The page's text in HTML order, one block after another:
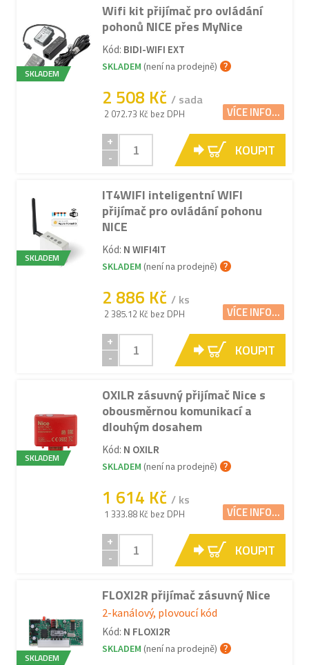
SKLADEM
Wifi kit přijímač pro ovládání
pohonů NICE přes MyNice
Kód: BIDI-WIFI EXT
SKLADEM (není na prodejně)
2 508 Kč / sada
2 072.73 Kč bez DPH VÍCE INFO...
+
-
KOUPIT
SKLADEM
IT4WIFI inteligentní WIFI
přijímač pro ovládání pohonu
NICE
Kód: N WIFI4IT
SKLADEM (není na prodejně)
2 886 Kč / ks
2 385.12 Kč bez DPH VÍCE INFO...
+
-
KOUPIT
SKLADEM
OXILR zásuvný přijímač Nice s
obousměrnou komunikací a
dlouhým dosahem
Kód: N OXILR
SKLADEM (není na prodejně)
1 614 Kč / ks
1 333.88 Kč bez DPH VÍCE INFO...
+
-
KOUPIT
SKLADEM
FLOXI2R přijímač zásuvný Nice
2-kanálový, plovoucí kód
Kód: N FLOXI2R
SKLADEM (není na prodejně)